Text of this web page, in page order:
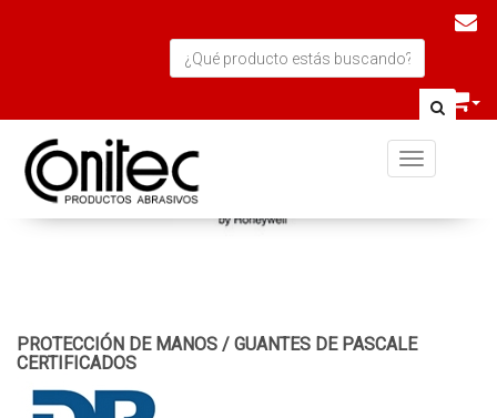
Toggle
PROTECCIÓN DE MANOS / GUANTES DE PASCALE
CERTIFICADOS